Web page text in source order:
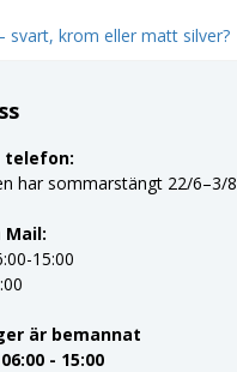
svart, krom eller matt silver?
telefon:
har sommarstängt 22/6–3/8
Mail:
15:00
är bemannat
- 15:00